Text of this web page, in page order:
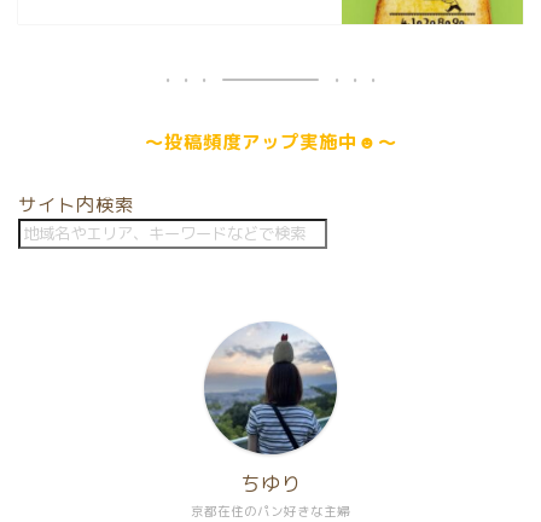
～投稿頻度アップ実施中☻～
サイト内検索
京都在住のパン好きな主婦
ちゆり